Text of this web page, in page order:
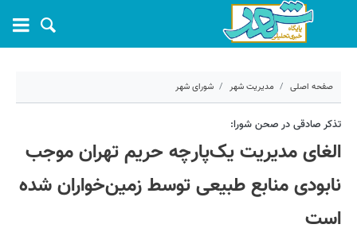
صفحه اصلی مدیریت شهر شورای شهر
۲۸ اردیبهشت ۱۴۰۴ - ۱۰:۲۲
کد مطلب:68446
تذکر صادقی در صحن شورا:
الغای مدیریت یک‌پارچه حریم تهران موجب
نابودی منابع طبیعی توسط زمین‌خواران شده
است